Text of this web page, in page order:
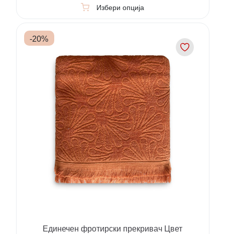
Избери опција
-20%
Единечен фротирски прекривач Цвет